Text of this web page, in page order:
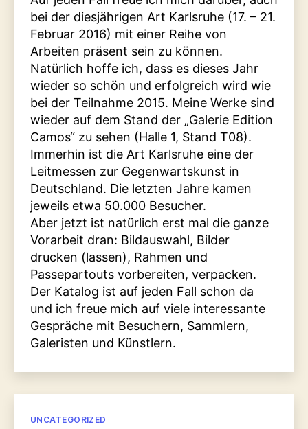
bei der diesjährigen Art Karlsruhe (17. – 21.
Februar 2016) mit einer Reihe von
Arbeiten präsent sein zu können.
Natürlich hoffe ich, dass es dieses Jahr
wieder so schön und erfolgreich wird wie
bei der Teilnahme 2015. Meine Werke sind
wieder auf dem Stand der „Galerie Edition
Camos“ zu sehen (Halle 1, Stand T08).
Immerhin ist die Art Karlsruhe eine der
Leitmessen zur Gegenwartskunst in
Deutschland. Die letzten Jahre kamen
jeweils etwa 50.000 Besucher.
Aber jetzt ist natürlich erst mal die ganze
Vorarbeit dran: Bildauswahl, Bilder
drucken (lassen), Rahmen und
Passepartouts vorbereiten, verpacken.
Der Katalog ist auf jeden Fall schon da
und ich freue mich auf viele interessante
Gespräche mit Besuchern, Sammlern,
Galeristen und Künstlern.
Kategorien
UNCATEGORIZED